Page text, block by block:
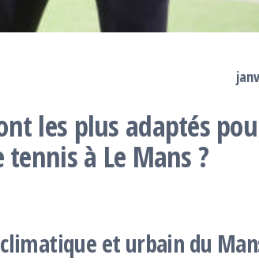
les plus adaptés
à Le Mans ?
et urbain du